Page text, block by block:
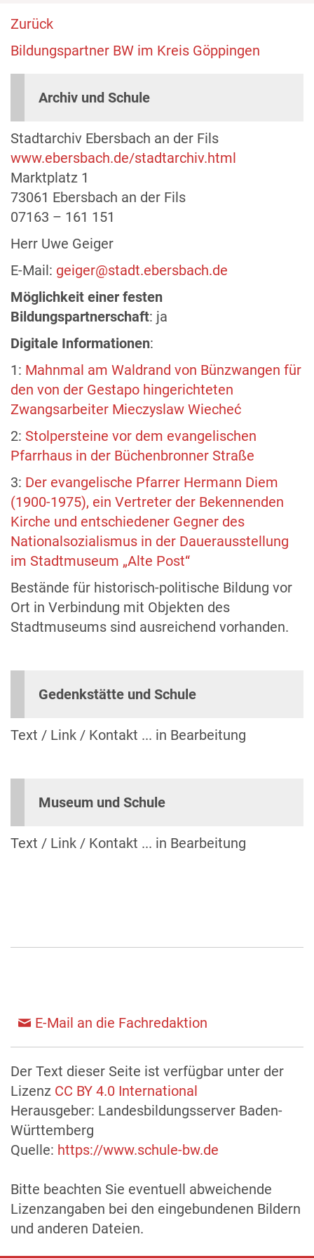
Zurück
Bildungspartner BW im Kreis Göppingen
Archiv und Schule
Stadtarchiv Ebersbach an der Fils
www.ebersbach.de/stadtarchiv.html
Marktplatz 1
73061 Ebersbach an der Fils
07163 – 161 151
Herr Uwe Geiger
E-Mail: geiger@stadt.ebersbach.de
Möglichkeit einer festen
Bildungspartnerschaft: ja
Digitale Informationen:
1: Mahnmal am Waldrand von Bünzwangen für
den von der Gestapo hingerichteten
Zwangsarbeiter Mieczyslaw Wiecheć
2: Stolpersteine vor dem evangelischen
Pfarrhaus in der Büchenbronner Straße
3: Der evangelische Pfarrer Hermann Diem
(1900-1975), ein Vertreter der Bekennenden
Kirche und entschiedener Gegner des
Nationalsozialismus in der Dauerausstellung
im Stadtmuseum „Alte Post“
Bestände für historisch-politische Bildung vor
Ort in Verbindung mit Objekten des
Stadtmuseums sind ausreichend vorhanden.
Gedenkstätte und Schule
Text / Link / Kontakt ... in Bearbeitung
Museum und Schule
Text / Link / Kontakt ... in Bearbeitung
E-Mail an die Fachredaktion
Der Text dieser Seite ist verfügbar unter der
Lizenz CC BY 4.0 International
Herausgeber: Landesbildungsserver Baden-
Württemberg
Quelle: https://www.schule-bw.de
Bitte beachten Sie eventuell abweichende
Lizenzangaben bei den eingebundenen Bildern
und anderen Dateien.